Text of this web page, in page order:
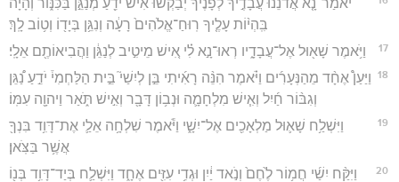
יֹאמַר־נָ֤א אֲדֹנֵ֙נוּ֙ עֲבָדֶ֣יךָ לְפָנֶ֔יךָ יְבַקְשׁ֕וּ אִ֕ישׁ יֹדֵ֖עַ מְנַגֵּ֣ן בַּכִּנּ֑וֹר וְהָיָ֗ה
בִּֽהְי֨וֹת עָלֶ֤יךָ רֽוּחַ־אֱלֹהִים֙ רָעָ֔ה וְנִגֵּ֥ן בְּיָד֖וֹ וְט֥וֹב לָֽךְ׃
17 וַיֹּ֥אמֶר שָׁא֖וּל אֶל־עֲבָדָ֑יו רְאוּ־נָ֣א לִ֗י אִ֚ישׁ מֵיטִ֣יב לְנַגֵּ֔ן וַהֲבִיאוֹתֶ֖ם אֵלָֽי׃
18
וַיַּעַן֩ אֶחָ֨ד מֵהַנְּעָרִ֜ים וַיֹּ֗אמֶר הִנֵּ֨ה רָאִ֜יתִי בֵּ֣ן לְיִשַׁי֮ בֵּ֣ית הַלַּחְמִי֒ יֹדֵ֣עַ נַ֠גֵּן
וְגִבּ֨וֹר חַ֜יִל וְאִ֧ישׁ מִלְחָמָ֛ה וּנְב֥וֹן דָּבָ֖ר וְאִ֣ישׁ תֹּ֑אַר וַיהוָ֖ה עִמּֽוֹ׃
19
וַיִּשְׁלַ֥ח שָׁא֛וּל מַלְאָכִ֖ים אֶל־יִשָׁ֑י וַיֹּ֕אמֶר שִׁלְחָ֥ה אֵלַ֛י אֶת־דָּוִ֥ד בִּנְךָ֖
אֲשֶׁ֥ר בַּצֹּֽאן׃
20
וַיִּקַּ֨ח יִשַׁ֜י חֲמ֥וֹר לֶ֙חֶם֙ וְנֹ֣אד יַ֔יִן וּגְדִ֥י עִזִּ֖ים אֶחָ֑ד וַיִּשְׁלַ֛ח בְּיַד־דָּוִ֥ד בְּנ֖וֹ